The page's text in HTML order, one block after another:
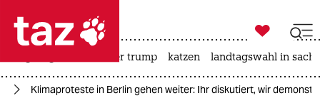
 taz zahl ich
taz zahl ich

taz zahl ich
usa unter trump katzen landtagswahl in
Klimaproteste in Berlin gehen weiter: Ihr diskutiert, wir